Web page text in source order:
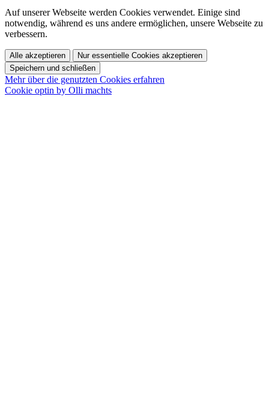
Auf unserer Webseite werden Cookies verwendet. Einige sind
notwendig, während es uns andere ermöglichen, unsere Webseite zu
verbessern.
Alle akzeptieren
Nur essentielle Cookies akzeptieren
Speichern und schließen
Mehr über die genutzten Cookies erfahren
Cookie optin by Olli machts